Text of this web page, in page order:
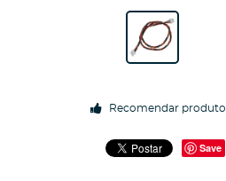
Recomendar produto
Save